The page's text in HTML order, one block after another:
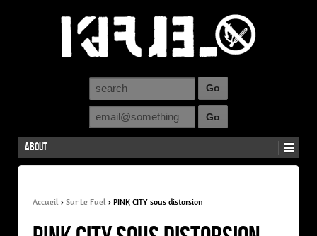
About
Accueil › Sur Le Fuel › PINK CITY sous distorsion